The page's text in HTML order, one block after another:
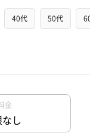
40代 50代
テゴリから探す